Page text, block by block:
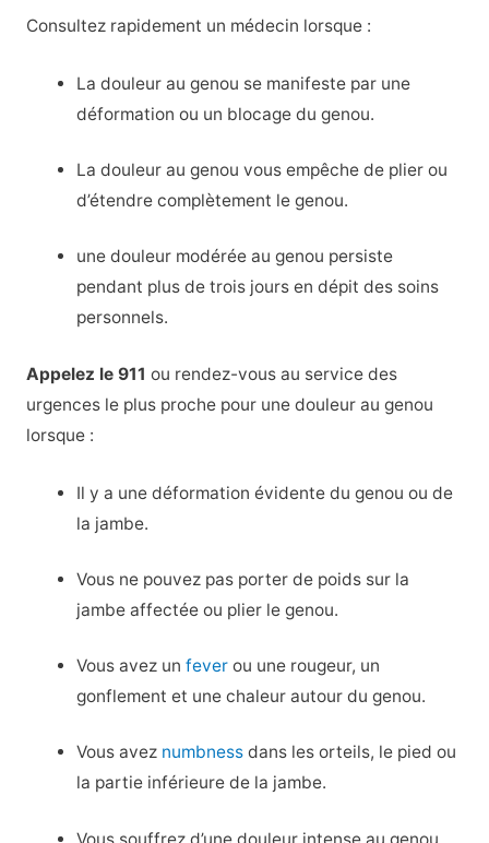
Consultez rapidement un médecin lorsque :
La douleur au genou se manifeste par une
déformation ou un blocage du genou.
La douleur au genou vous empêche de plier ou
d’étendre complètement le genou.
une douleur modérée au genou persiste
pendant plus de trois jours en dépit des soins
personnels.
Appelez le 911 ou rendez-vous au service des
urgences le plus proche pour une douleur au genou
lorsque :
Il y a une déformation évidente du genou ou de
la jambe.
Vous ne pouvez pas porter de poids sur la
jambe affectée ou plier le genou.
Vous avez unfever ou une rougeur, un
gonflement et une chaleur autour du genou.
Vous avez numbness dans les orteils, le pied ou
la partie inférieure de la jambe.
Vous souffrez d’une douleur intense au genou